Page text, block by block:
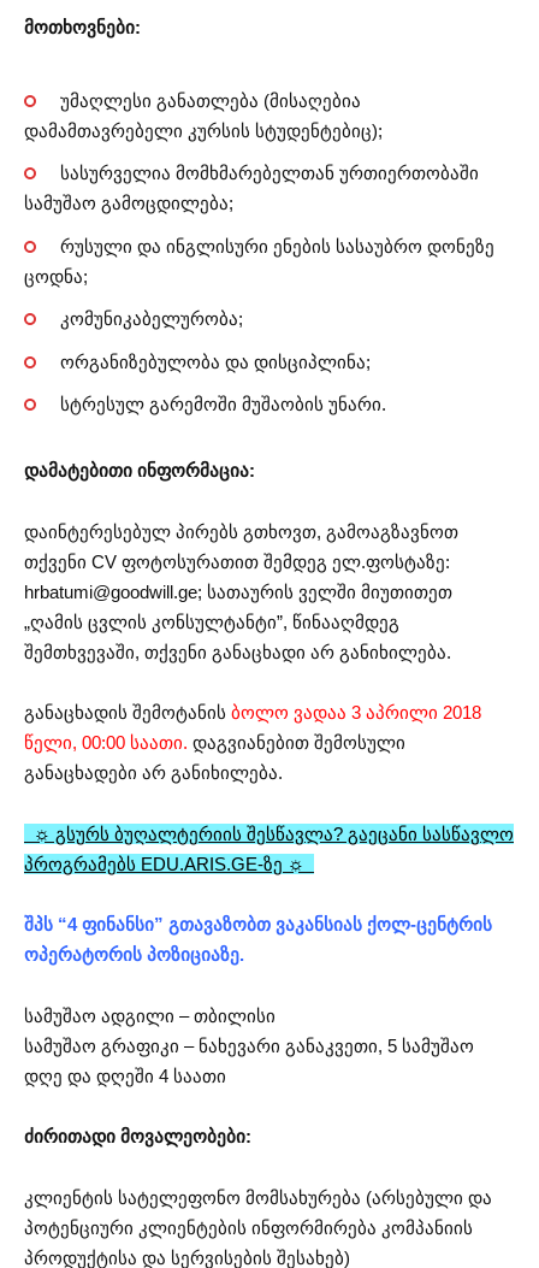
მოთხოვნები:
უმაღლესი განათლება (მისაღებია
დამამთავრებელი კურსის სტუდენტებიც);
სასურველია მომხმარებელთან ურთიერთობაში
სამუშაო გამოცდილება;
რუსული და ინგლისური ენების სასაუბრო დონეზე
ცოდნა;
კომუნიკაბელურობა;
ორგანიზებულობა და დისციპლინა;
სტრესულ გარემოში მუშაობის უნარი.
დამატებითი ინფორმაცია:
დაინტერესებულ პირებს გთხოვთ, გამოაგზავნოთ
თქვენი CV ფოტოსურათით შემდეგ ელ.ფოსტაზე:
hrbatumi@goodwill.ge; სათაურის ველში მიუთითეთ
„ღამის ცვლის კონსულტანტი”, წინააღმდეგ
შემთხვევაში, თქვენი განაცხადი არ განიხილება.
განაცხადის შემოტანის ბოლო ვადაა 3 აპრილი 2018
წელი, 00:00 საათი. დაგვიანებით შემოსული
განაცხადები არ განიხილება.
☼ გსურს ბუღალტერიის შესწავლა? გაეცანი სასწავლო
პროგრამებს EDU.ARIS.GE-ზე ☼
შპს “4 ფინანსი” გთავაზობთ ვაკანსიას ქოლ-ცენტრის
ოპერატორის პოზიციაზე.
სამუშაო ადგილი – თბილისი
სამუშაო გრაფიკი – ნახევარი განაკვეთი, 5 სამუშაო
დღე და დღეში 4 საათი
ძირითადი მოვალეობები:
კლიენტის სატელეფონო მომსახურება (არსებული და
პოტენციური კლიენტების ინფორმირება კომპანიის
პროდუქტისა და სერვისების შესახებ)